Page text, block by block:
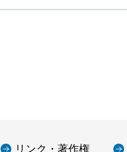
リンク・著作権